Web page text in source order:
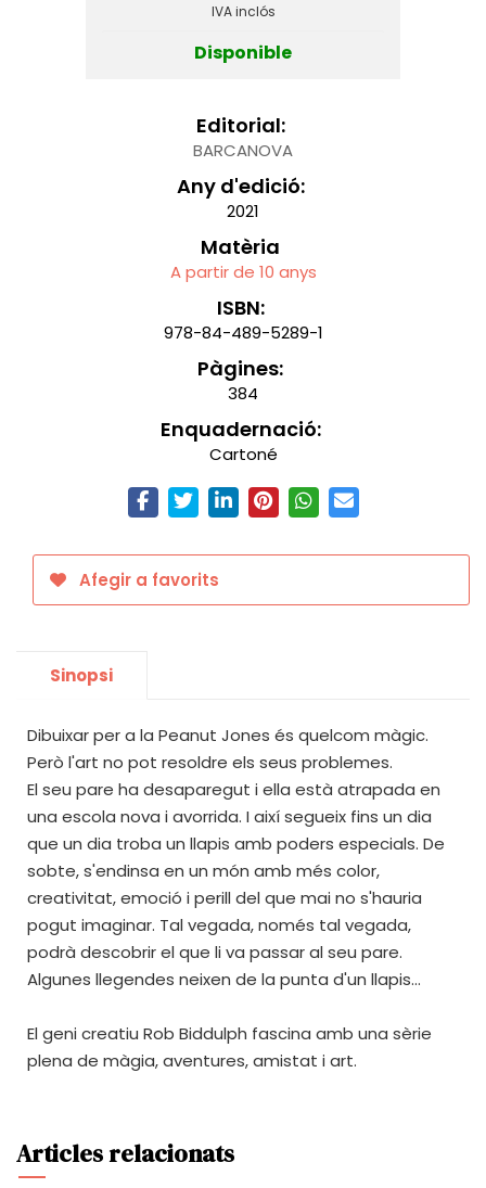
IVA inclós
Disponible
Editorial:
BARCANOVA
Any d'edició:
2021
Matèria
A partir de 10 anys
ISBN:
978-84-489-5289-1
Pàgines:
384
Enquadernació:
Cartoné
Afegir a favorits
Sinopsi
Dibuixar per a la Peanut Jones és quelcom màgic.
Però l'art no pot resoldre els seus problemes.
El seu pare ha desaparegut i ella està atrapada en
una escola nova i avorrida. I així segueix fins un dia
que un dia troba un llapis amb poders especials. De
sobte, s'endinsa en un món amb més color,
creativitat, emoció i perill del que mai no s'hauria
pogut imaginar. Tal vegada, només tal vegada,
podrà descobrir el que li va passar al seu pare.
Algunes llegendes neixen de la punta d'un llapis...
El geni creatiu Rob Biddulph fascina amb una sèrie
plena de màgia, aventures, amistat i art.
Articles relacionats